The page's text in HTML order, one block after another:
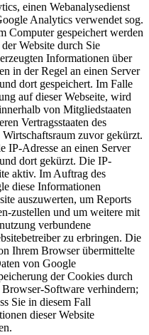
einen Webanalysedienst
Analytics verwendet sog.
Computer gespeichert werden
Website durch Sie
Informationen über
in der Regel an einen Server
dort gespeichert. Im Falle
auf dieser Webseite, wird
von Mitgliedstaaten
Vertragsstaaten des
zuvor gekürzt.
IP-Adresse an einen Server
dort gekürzt. Die IP-
aktiv. Im Auftrag des
diese Informationen
auszuwerten, um Reports
zustellen und um weitere mit
verbundene
zu erbringen. Die
Ihrem Browser übermittelte
von Google
der Cookies durch
Software verhindern;
Sie in diesem Fall
dieser Website